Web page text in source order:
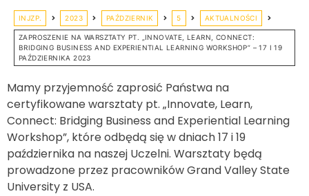
INJZP. 2023 PAŹDZIERNIK 5 AKTUALNOŚCI
ZAPROSZENIE NA WARSZTATY PT. „INNOVATE, LEARN, CONNECT:
BRIDGING BUSINESS AND EXPERIENTIAL LEARNING WORKSHOP” – 17 I 19
PAŹDZIERNIKA 2023
Mamy przyjemność zaprosić Państwa na
certyfikowane warsztaty pt. „Innovate, Learn,
Connect: Bridging Business and Experiential Learning
Workshop”, które odbędą się w dniach 17 i 19
października na naszej Uczelni. Warsztaty będą
prowadzone przez pracowników Grand Valley State
University z USA.